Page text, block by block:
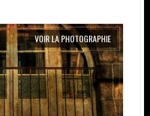
VOIR LA PHOTOGRAPHIE